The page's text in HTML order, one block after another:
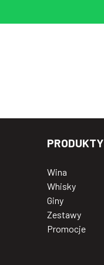
PRODUKTY
Wina
Whisky
Giny
Zestawy
Promocje